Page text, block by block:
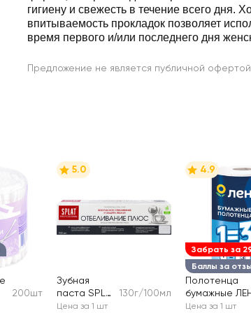
гигиену и свежесть в течение всего дня.
впитываемость прокладок позволяет
время первого и/или последнего дня
Предложение не является публичной офертой
200шт
5.0
Зубная
паста SPLAT
Отбеливани
130г/100мл
Цена за 1 шт
Забрать за
Баллы за
4.9
Полотенца
бумажные
слоя
Цена за 1 шт